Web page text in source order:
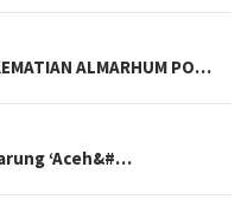
ALMARHUM PO…
‘Aceh&#…